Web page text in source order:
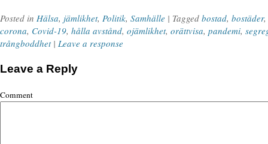
Posted in Hälsa, jämlikhet, Politik, Samhälle | Tagged bostad, bostäder,
corona, Covid-19, hålla avstånd, ojämlikhet, orättvisa, pandemi,
trångboddhet| Leave a response
Leave a Reply
Comment